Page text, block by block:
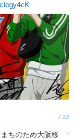
7:22
ちのため大阪移